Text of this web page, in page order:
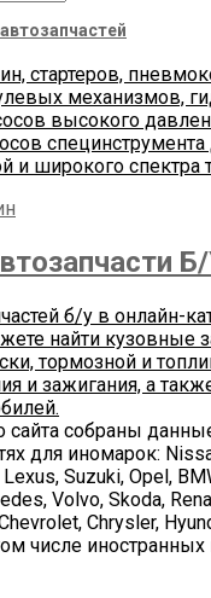
стартеров,
механизмов,
высокого
специнструмента
и широкого спектра
б/у в онлайн-
найти кузовные
тормозной и
и зажигания, а
сайта собраны
для иномарок:
Suzuki, Opel,
Volvo, Skoda,
Chrysler,
числе